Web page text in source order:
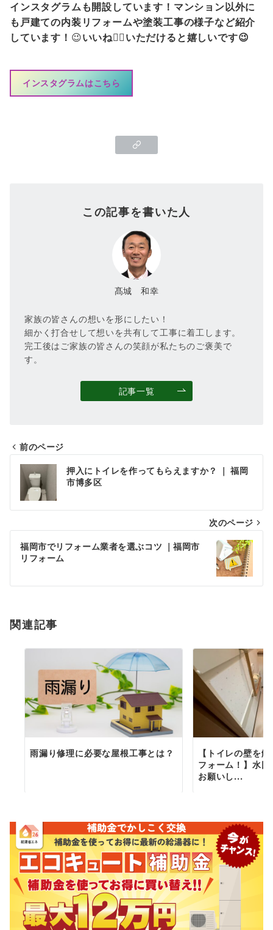
インスタグラムも開設しています！マンション以外に
も戸建ての内装リフォームや塗装工事の様子など紹介
しています！ 😉いいね👍🏻いただけると嬉しいです😉
インスタグラムはこちら
この記事を書いた人
髙城 和幸
家族の皆さんの想いを形にしたい！
細かく打合せして想いを共有して工事に着工します。
完工後はご家族の皆さんの笑顔が私たちのご褒美で
す。
記事一覧
投
ナ
ビ
ゲ
シ
ン
前のページ
押入にトイレを作ってもらえますか？ ｜ 福岡
市博多区
次のページ
福岡市でリフォーム業者を選ぶコツ ｜福岡市
リフォーム
関連記事
雨漏り修理に必要な屋根工事とは？
【トイレの壁を
フォーム！】水
お願いし...